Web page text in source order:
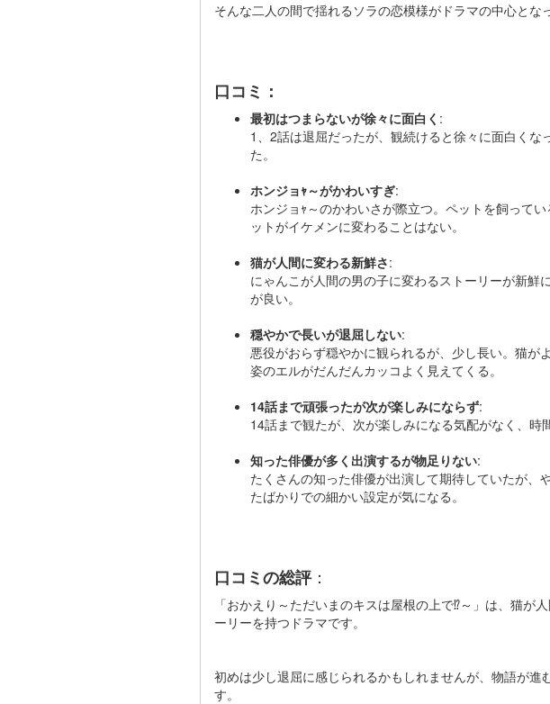
そんな二人の間で揺れるソラの恋模様がドラマの中心とな
口コミ：
最初はつまらないが徐々に面白く :
1、2話は退屈だったが、観続けると徐々に面白くな
た。
ホンジョｬ～がかわいすぎ:
ホンジョｬ～のかわいさが際立つ。ペットを飼って
ットがイケメンに変わることはない。
猫が人間に変わる新鮮さ:
にゃんこが人間の男の子に変わるストーリーが新鮮
が良い。
穏やかで長いが退屈しない:
悪役がおらず穏やかに観られるが、少し長い。猫が
姿のエルがだんだんカッコよく見えてくる。
14話まで頑張ったが次が楽しみにならず:
14話まで観たが、次が楽しみになる気配がなく、時
知った俳優が多く出演するが物足りない:
たくさんの知った俳優が出演して期待していたが、
たばかりでの細かい設定が気になる。
口コミの総評：
「おかえり～ただいまのキスは屋根の上で⁉～」は、猫が
ーリーを持つドラマです。
初めは少し退屈に感じられるかもしれませんが、物語が
す。